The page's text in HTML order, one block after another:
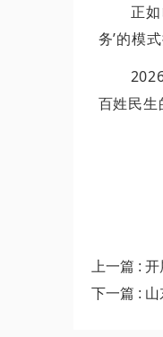
正
务’的模
百姓民生
上一篇 :
下一篇 : 山